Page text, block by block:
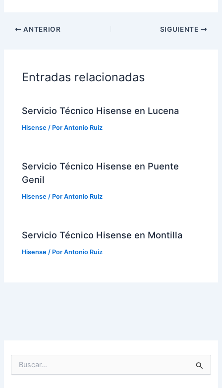
ANTERIOR SIGUIENTE
Entradas relacionadas
Servicio Técnico Hisense en Lucena
Hisense / PorAntonio Ruiz
Servicio Técnico Hisense en Puente
Genil
Hisense / PorAntonio Ruiz
Servicio Técnico Hisense en Montilla
Hisense / PorAntonio Ruiz